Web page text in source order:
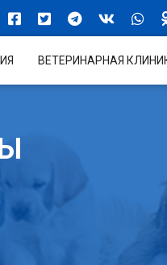
ВЕТЕРИНАРНАЯ